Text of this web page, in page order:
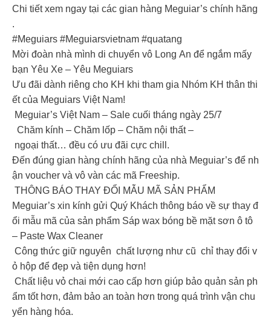
Chi tiết xem ngay tại các gian hàng Meguiar’s chính hãng
.
#Meguiars #Meguiarsvietnam #quatang
Mời đoàn nhà mình di chuyển vô Long An để ngắm mấy
bạn Yêu Xe – Yêu Meguiars
Ưu đãi dành riêng cho KH khi tham gia Nhóm KH thân thi
ết của Meguiars Việt Nam!
Meguiar’s Việt Nam – Sale cuối tháng ngày 25/7
Chăm kính – Chăm lốp – Chăm nội thất –
ngoại thất… đều có ưu đãi cực chill.
Đến đúng gian hàng chính hãng của nhà Meguiar’s để nh
ận voucher và vô vàn các mã Freeship.
THÔNG BÁO THAY ĐỔI MẪU MÃ SẢN PHẨM
Meguiar’s xin kính gửi Quý Khách thông báo về sự thay đ
ổi mẫu mã của sản phẩm Sáp wax bóng bề mặt sơn ô tô
– Paste Wax Cleaner
Công thức giữ nguyên chất lượng như cũ chỉ thay đổi v
ỏ hộp để đẹp và tiện dụng hơn!
Chất liệu vỏ chai mới cao cấp hơn giúp bảo quản sản ph
ẩm tốt hơn, đảm bảo an toàn hơn trong quá trình vận chu
yển hàng hóa.